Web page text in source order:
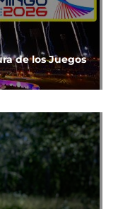
de los Juegos